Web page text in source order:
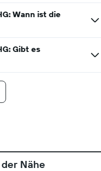
Wann ist die
Gibt es
Nähe